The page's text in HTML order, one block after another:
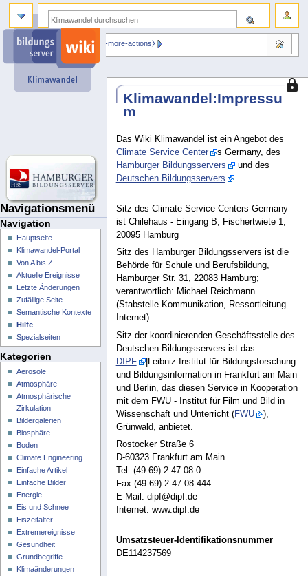
Diese
sie
Klimawandel:Impressu
m
Das Wiki Klimawandel ist ein Angebot des
Climate Service Center
s Germany, des
Hamburger Bildungsservers
und des
Deutschen Bildungsservers
.
Sitz des Climate Service Centers Germany
ist Chilehaus - Eingang B, Fischertwiete 1,
20095 Hamburg
Sitz des Hamburger Bildungsservers ist die
Behörde für Schule und Berufsbildung,
Hamburger Str. 31, 22083 Hamburg;
verantwortlich: Michael Reichmann
(Stabstelle Kommunikation, Ressortleitung
Internet).
Sitz der koordinierenden Geschäftsstelle des
Deutschen Bildungsservers ist das
DIPF
|Leibniz-Institut für Bildungsforschung
und Bildungsinformation in Frankfurt am Main
und Berlin, das diesen Service in Kooperation
mit dem FWU - Institut für Film und Bild in
Wissenschaft und Unterricht (FWU
),
Grünwald, anbietet.
Rostocker Straße 6
D-60323 Frankfurt am Main
Tel. (49-69) 2 47 08-0
Fax (49-69) 2 47 08-444
E-Mail: dipf@dipf.de
Internet: www.dipf.de
Umsatzsteuer-Identifikationsnummer
DE114237569
Navigationsmenü
⧼dbsskin-more-actions⧽
Navigation
Hauptseite
Klimawandel-Portal
Von A bis Z
Aktuelle Ereignisse
Letzte Änderungen
Zufällige Seite
Semantische Kontexte
Hilfe
Spezialseiten
Kategorien
Aerosole
Atmosphäre
Atmosphärische
Zirkulation
Bildergalerien
Biosphäre
Boden
Climate Engineering
Einfache Artikel
Einfache Bilder
Energie
Eis und Schnee
Eiszeitalter
Extremereignisse
Gesundheit
Grundbegriffe
Klimaänderungen